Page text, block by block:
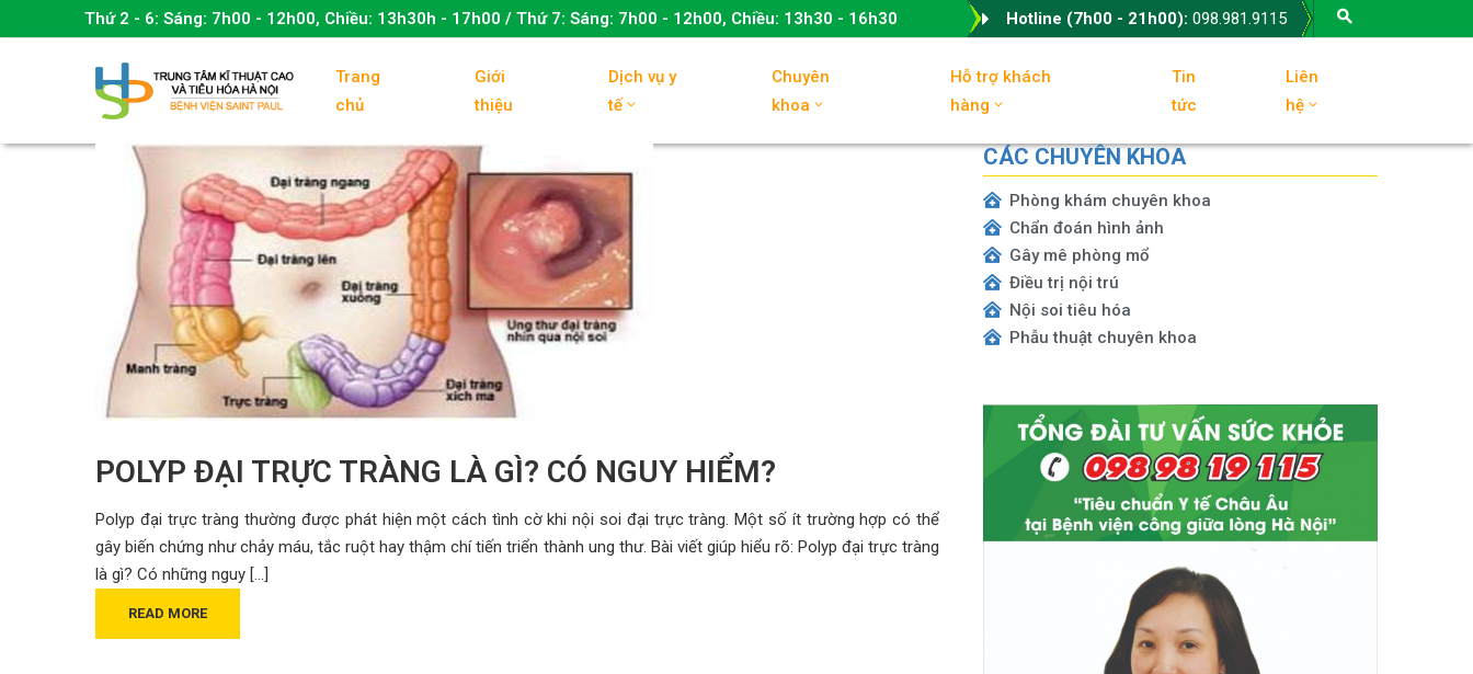
Thứ 2 - 6: Sáng: 7h00 - 12h00, Chiều: 13h30h - 17h00 / Thứ 7: Sáng: 7h00 - 12h00, Chiều: 13h30 - 16h30 Hotline (7h00 - 21h00):098.981.9115
Trang
chủ
Giới
thiệu
Dịch vụ y
tế
Chuyên
khoa
Hỗ trợ khách
hàng
Tin
tức
Liên
hệ
POLYP ĐẠI TRỰC TRÀNG LÀ GÌ? CÓ NGUY HIỂM?
Polyp đại trực tràng thường được phát hiện một cách tình cờ khi nội soi đại trực tràng. Một số ít trường hợp có thể
gây biến chứng như chảy máu, tắc ruột hay thậm chí tiến triển thành ung thư. Bài viết giúp hiểu rõ: Polyp đại trực tràng
là gì? Có những nguy […]
READ MORE
CÁC CHUYÊN KHOA
Phòng khám chuyên khoa
Chẩn đoán hình ảnh
Gây mê phòng mổ
Điều trị nội trú
Nội soi tiêu hóa
Phẫu thuật chuyên khoa